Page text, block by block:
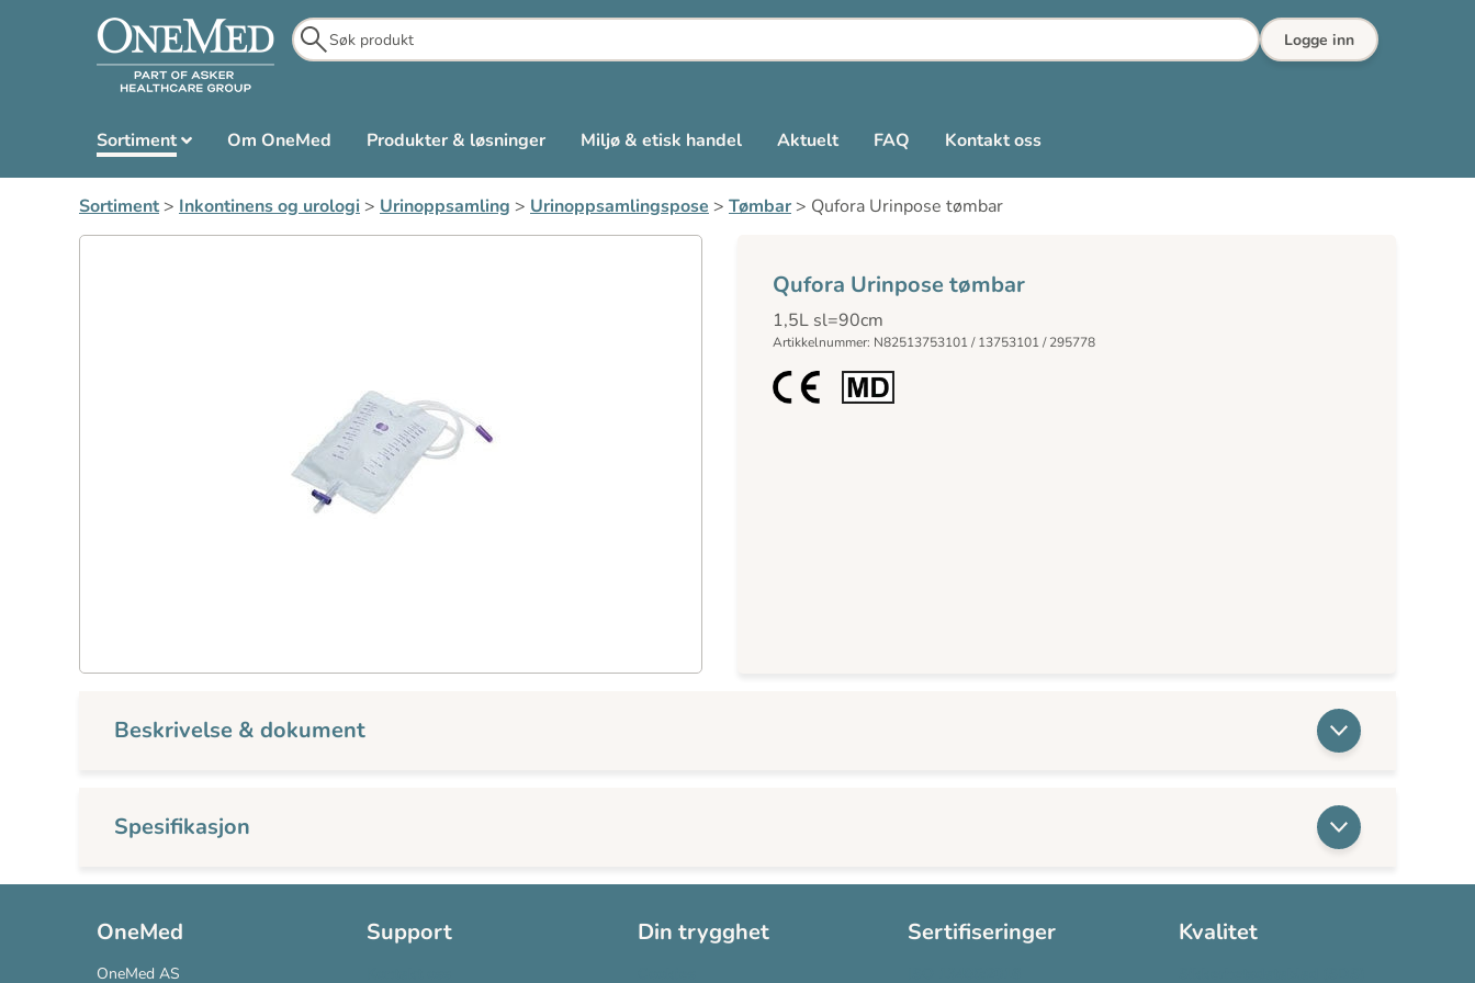
Logge inn
Sortiment Om OneMed Produkter & løsninger Miljø & etisk handel Aktuelt FAQ Kontakt oss
Sortiment> Inkontinens og urologi> Urinoppsamling > Urinoppsamlingspose > Tømbar> Qufora Urinpose tømbar
Qufora Urinpose tømbar
1,5L sl=90cm
Artikkelnummer: N82513753101 / 13753101 / 295778
Beskrivelse & dokument
Spesifikasjon
OneMed
OneMed AS
Support Din trygghet Sertifiseringer Kvalitet